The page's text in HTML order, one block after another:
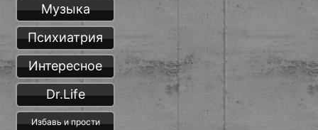
Музыка
Психиатрия
Интересное
Dr.Life
Избавь и прости